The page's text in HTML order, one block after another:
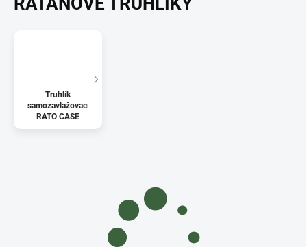
Truhlík
samozavlažovací
RATO CASE